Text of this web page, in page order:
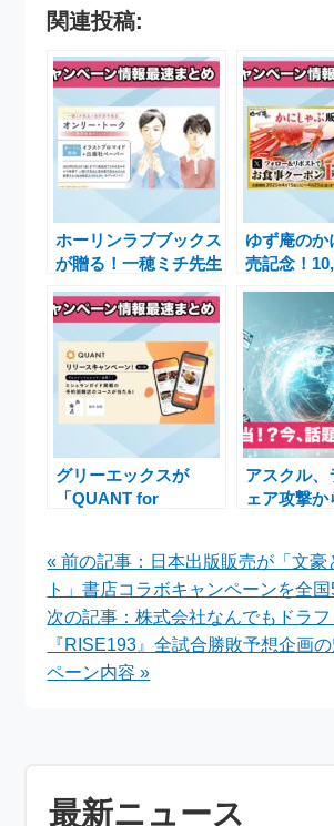
関連投稿:
ホーリンラブブックス
が贈る！一穂ミチ先生
と志村貴子先生直筆サ
イン入りポスターが当
たるキャンペーン
ゆず庵のか
売記念！
リクーポン
キャンペー
グリーエックスが
「QUANT for
キャンペーン実施
アスクル、
ェア攻撃
« 前の記事：日本出版販売が「文豪
ト」書店コラボキャンペーンを全
次の記事：株式会社なんでもドラ
『RISE193』全試合勝敗予想企画
ペーン内容 »
最新ニュース